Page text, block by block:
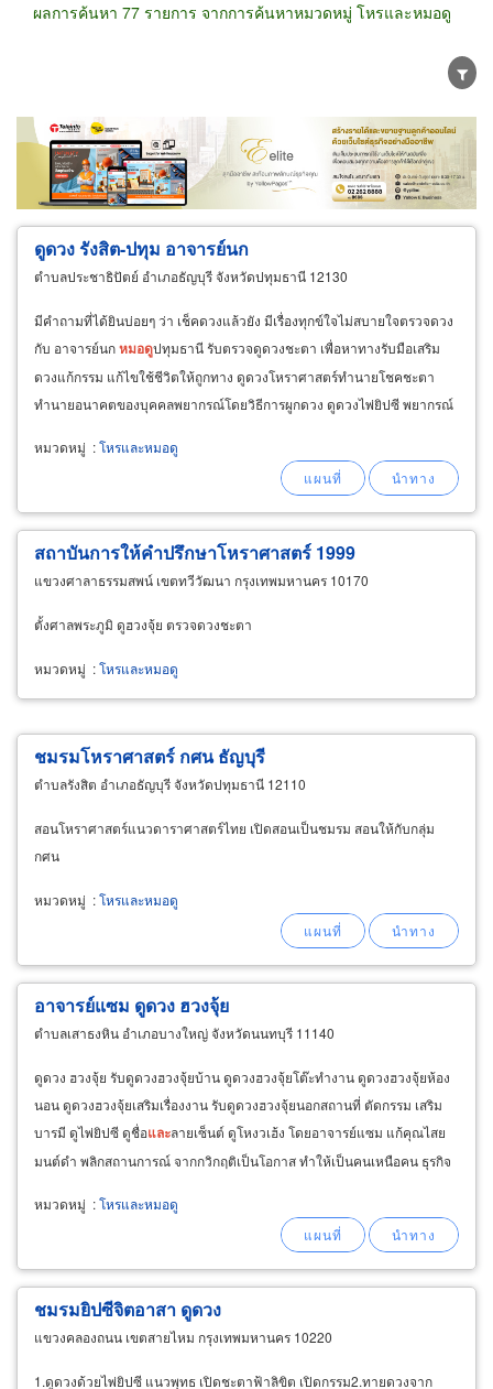
ผลการค้นหา 77 รายการ จากการค้นหาหมวดหมู่ โหรและหมอดู
ขายส่ง ขายปลีก ผู้ผลิต
ตัวแทนจัดจำหน่าย
ผู้ส่งออก/นำเข้า
ธุรกิจบริการ
ดูดวง รังสิต-ปทุม อาจารย์นก
ตำบลประชาธิปัตย์ อำเภอธัญบุรี จังหวัดปทุมธานี 12130
มีคำถามที่ได้ยินบ่อยๆ ว่า เช็คดวงแล้วยัง มีเรื่องทุกข์ใจไม่สบายใจตรวจดวง
กับ อาจารย์นกหมอดูปทุมธานี รับตรวจดูดวงชะตา เพื่อหาทางรับมือเสริม
ดวงแก้กรรม แก้ไขใช้ชีวิตให้ถูกทาง ดูดวงโหราศาสตร์ทำนายโชคชะตา
ทำนายอนาคตของบุคคลพยากรณ์โดยวิธีการผูกดวง ดูดวงไพ่ยิปซี พยากรณ์
หมวดหมู่ :โหรและหมอดู
สถาบันการให้คำปรึกษาโหราศาสตร์ 1999
แขวงศาลาธรรมสพน์ เขตทวีวัฒนา กรุงเทพมหานคร 10170
ตั้งศาลพระภูมิ ดูฮวงจุ้ย ตรวจดวงชะตา
หมวดหมู่ :โหรและหมอดู
ชมรมโหราศาสตร์ กศน ธัญบุรี
ตำบลรังสิต อำเภอธัญบุรี จังหวัดปทุมธานี 12110
สอนโหราศาสตร์แนวดาราศาสตร์ไทย เปิดสอนเป็นชมรม สอนให้กับกลุ่ม
กศน
หมวดหมู่ :โหรและหมอดู
อาจารย์แซม ดูดวง ฮวงจุ้ย
ตำบลเสาธงหิน อำเภอบางใหญ่ จังหวัดนนทบุรี 11140
ดูดวง ฮวงจุ้ย รับดูดวงฮวงจุ้ยบ้าน ดูดวงฮวงจุ้ยโต๊ะทำงาน ดูดวงฮวงจุ้ยห้อง
นอน ดูดวงฮวงจุ้ยเสริมเรื่องงาน รับดูดวงฮวงจุ้ยนอกสถานที่ ตัดกรรม เสริม
บารมี ดูไพ่ยิปซี ดูชื่อและลายเซ็นต์ ดูโหงวเฮ้ง โดยอาจารย์แซม แก้คุณไสย
มนต์ดำ พลิกสถานการณ์ จากกวิกฤติเป็นโอกาส ทำให้เป็นคนเหนือคน ธุรกิจ
หมวดหมู่ :โหรและหมอดู
ชมรมยิปซีจิตอาสา ดูดวง
แขวงคลองถนน เขตสายไหม กรุงเทพมหานคร 10220
1.ดูดวงด้วยไพ่ยิปซี แนวพุทธ เปิดชะตาฟ้าลิขิต เปิดกรรม2.ทายดวงจาก